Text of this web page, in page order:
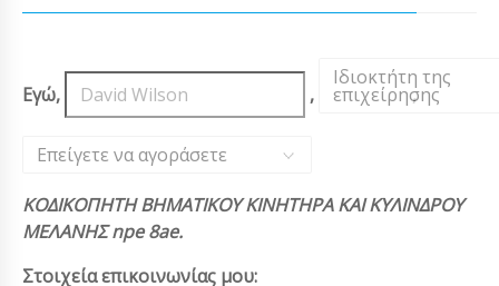
Εγώ, ,
Ιδιοκτήτη της
επιχείρησης
,
Επείγετε να αγοράσετε
ΚΟΔΙΚΟΠΗΤΗ ΒΗΜΑΤΙΚΟΥ ΚΙΝΗΤΗΡΑ ΚΑΙ ΚΥΛΙΝΔΡΟΥ
ΜΕΛΑΝΗΣ npe 8ae.
Στοιχεία επικοινωνίας μου: